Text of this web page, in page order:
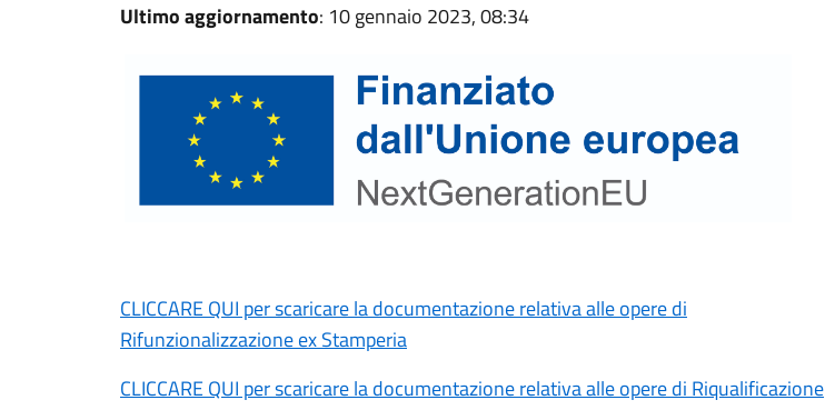
Ultimo aggiornamento: 10 gennaio 2023, 08:34
CLICCARE QUI per scaricare la documentazione relativa alle opere di
Rifunzionalizzazione ex Stamperia
CLICCARE QUI per scaricare la documentazione relativa alle opere di Riqualificazione